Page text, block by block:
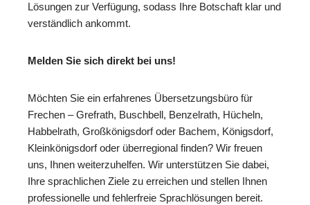
Lösungen zur Verfügung, sodass Ihre Botschaft klar und
verständlich ankommt.
Melden Sie sich direkt bei uns!
Möchten Sie ein erfahrenes Übersetzungsbüro für
Frechen – Grefrath, Buschbell, Benzelrath, Hücheln,
Habbelrath, Großkönigsdorf oder Bachem, Königsdorf,
Kleinkönigsdorf oder überregional finden? Wir freuen
uns, Ihnen weiterzuhelfen. Wir unterstützen Sie dabei,
Ihre sprachlichen Ziele zu erreichen und stellen Ihnen
professionelle und fehlerfreie Sprachlösungen bereit.